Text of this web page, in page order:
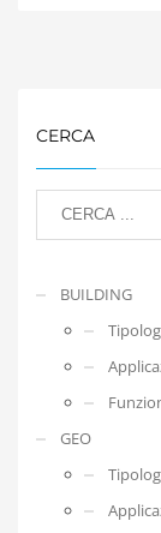
CERCA
BUILDING
GEO